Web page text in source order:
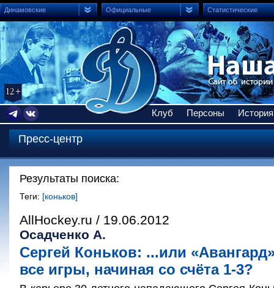
Динамовские Официальные Статистические
Клуб Персоны История
Пресс-центр
Результаты поиска:
Теги: [коньков]
AllHockey.ru / 19.06.2012
Осадченко А.
Сергей Коньков: ...или
все игры, начиная со счёта 1-3?